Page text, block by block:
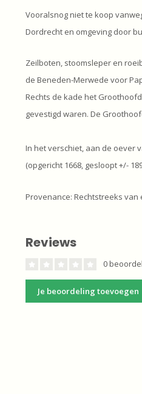
Vooralsnog niet te koop
Dordrecht en omgeving door
Zeilboten, stoomsleper en
de Beneden-Merwede voor
Rechts de kade het
gevestigd waren. De
In het verschiet, aan de oever
(opgericht 1668, gesloopt +/-
Provenance: Rechtstreeks
Reviews
0
Je beoordeling toevoegen